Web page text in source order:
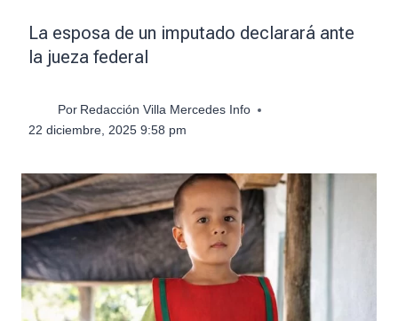
La esposa de un imputado declarará ante
la jueza federal
Por Redacción Villa Mercedes Info
22 diciembre, 2025 9:58 pm